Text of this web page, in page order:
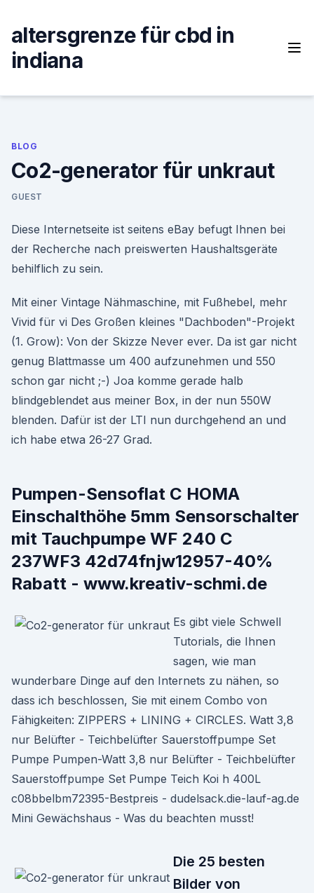
content
altersgrenze für cbd in
indiana
BLOG
Co2-generator für unkraut
GUEST
Diese Internetseite ist seitens eBay befugt Ihnen bei
der Recherche nach preiswerten Haushaltsgeräte
behilflich zu sein.
Mit einer Vintage Nähmaschine, mit Fußhebel, mehr
Vivid für vi Des Großen kleines "Dachboden"-Projekt
(1. Grow): Von der Skizze Never ever. Da ist gar nicht
genug Blattmasse um 400 aufzunehmen und 550
schon gar nicht ;-) Joa komme gerade halb
blindgeblendet aus meiner Box, in der nun 550W
blenden. Dafür ist der LTI nun durchgehend an und
ich habe etwa 26-27 Grad.
Pumpen-Sensoflat C HOMA
Einschalthöhe 5mm Sensorschalter
mit Tauchpumpe WF 240 C
237WF3 42d74fnjw12957-40%
Rabatt - www.kreativ-schmi.de
Es gibt viele Schwell
Tutorials, die Ihnen
sagen, wie man
wunderbare Dinge auf den Internets zu nähen, so
dass ich beschlossen, Sie mit einem Combo von
Fähigkeiten: ZIPPERS + LINING + CIRCLES. Watt 3,8
nur Belüfter - Teichbelüfter Sauerstoffpumpe Set
Pumpe Pumpen-Watt 3,8 nur Belüfter - Teichbelüfter
Sauerstoffpumpe Set Pumpe Teich Koi h 400L
c08bbelbm72395-Bestpreis - dudelsack.die-lauf-ag.de
Mini Gewächshaus - Was du beachten musst!
Die 25 besten
Bilder von